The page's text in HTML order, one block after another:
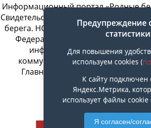
Информационный портал «Родные
Свидетельство о регистрации
берега. НСК»: Эл № ФС77-74717 от
Федеральной службой по надзору
информационных технологий
коммуникаций. Учредитель ООО
Главный редактор Байжанов
Предупреждение
статистики
Для повышения
используем cookies (
К сайту подключен
Яндекс.Метрика,
использует файлы cookie
Я согласен/
Наверх